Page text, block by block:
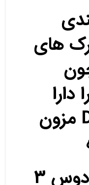
های
دارا
هستند چاپ DTF مزون
فروشی فروشگاه دوس 3